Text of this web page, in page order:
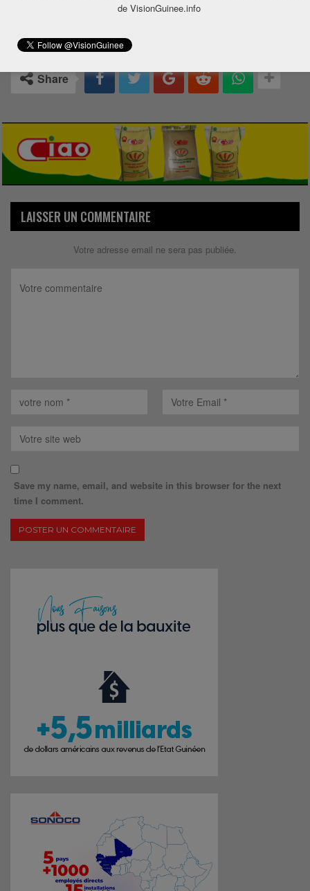
0
Share
LAISSER UN COMMENTAIRE
Votre adresse email ne sera pas publiée.
Save my name, email, and website in this browser for the next
time I comment.
de VisionGuinee.info